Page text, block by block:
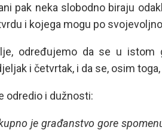
pak neka slobodno biraju
i kojega mogu po
određujemo da se u
i četvrtak, i da se, osim
odredio i dužnosti:
je građanstvo gore